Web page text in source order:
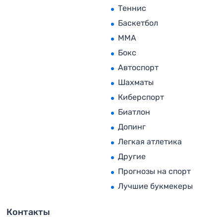
Теннис
Баскетбол
MMA
Бокс
Автоспорт
Шахматы
Киберспорт
Биатлон
Допинг
Легкая атлетика
Другие
Прогнозы на спорт
Лучшие букмекеры
Контакты